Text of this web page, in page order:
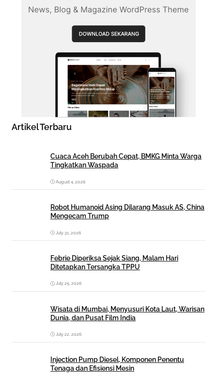
Artikel Terbaru
Cuaca Aceh Berubah Cepat, BMKG Minta Warga
Tingkatkan Waspada
August 4, 2026
Robot Humanoid Asing Dilarang Masuk AS, China
Mengecam Trump
July 31, 2026
Febrie Diperiksa Sejak Siang, Malam Hari
Ditetapkan Tersangka TPPU
July 25, 2026
Wisata di Mumbai, Menyusuri Kota Laut, Warisan
Dunia, dan Pusat Film India
July 22, 2026
Injection Pump Diesel, Komponen Penentu
Tenaga dan Efisiensi Mesin